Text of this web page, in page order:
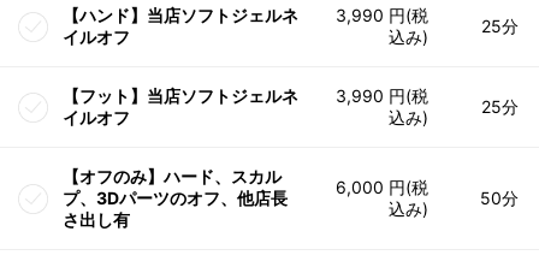
【ハンド】当店ソフトジェルネ
イルオフ
3,990 円(税
込み)
25分
【フット】当店ソフトジェルネ
イルオフ
3,990 円(税
込み)
25分
【オフのみ】ハード、スカル
プ、3Dパーツのオフ、他店長
さ出し有
6,000 円(税
込み)
50分